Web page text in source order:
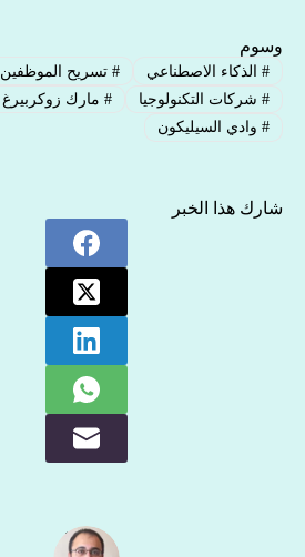
وسوم
#الذكاء الاصطناعي #تسريح الموظفين
#شركات التكنولوجيا #مارك زوكربيرغ
#وادي السيليكون
شارك هذا الخبر